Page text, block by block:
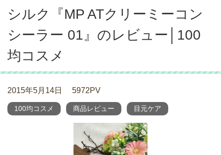
シルク『MP ATクリーミーコン
シーラー 01』のレビュー│100
均コスメ
2015年5月14日 5972PV
100均コスメ 商品レビュー 目元ケア